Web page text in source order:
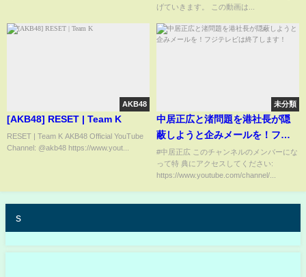
げていきます。 この動画は...
AKB48
[AKB48] RESET | Team K
RESET | Team K AKB48 Official YouTube
Channel: @akb48 https://www.yout...
未分類
中居正広と渚問題を港社長が隠
蔽しようと企みメールを！フジ
テレビは終了します！
#中居正広 このチャンネルのメンバーにな
って特 典にアクセスしてください:
https://www.youtube.com/channel/...
s